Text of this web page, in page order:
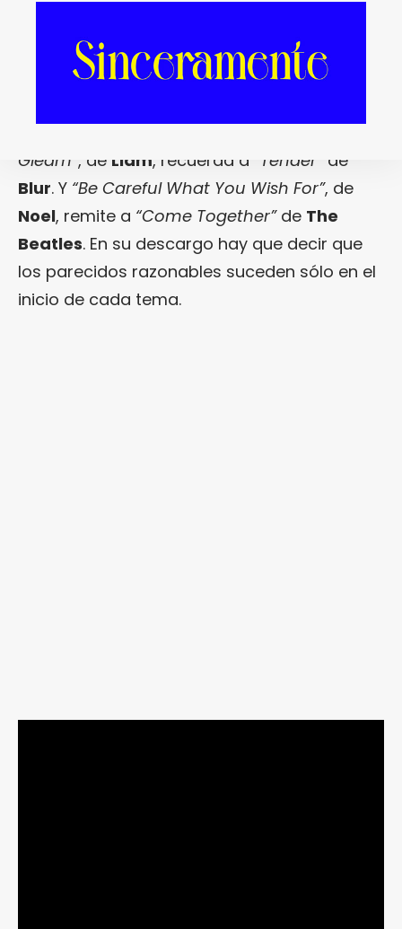
quedémonos con un corte del disco en
solitario deLiam Gallagher,“As You Were”
Gleam” , de Liam, recuerda a “Tender”
de
Blur. Y “Be Careful What You Wish For”, de
Noel, remite a “Come Together”de The
Beatles. En su descargo hay que decir que
los parecidos razonables suceden sólo en el
inicio de cada tema.